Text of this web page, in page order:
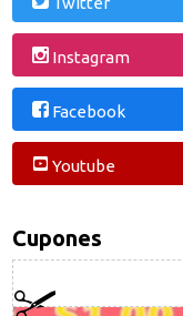
Instagram
Facebook
Youtube
Cupones